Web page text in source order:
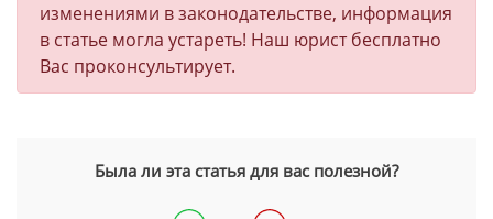
изменениями в законодательстве, информация
в статье могла устареть! Наш юрист бесплатно
Вас проконсультирует.
Была ли эта статья для вас полезной?